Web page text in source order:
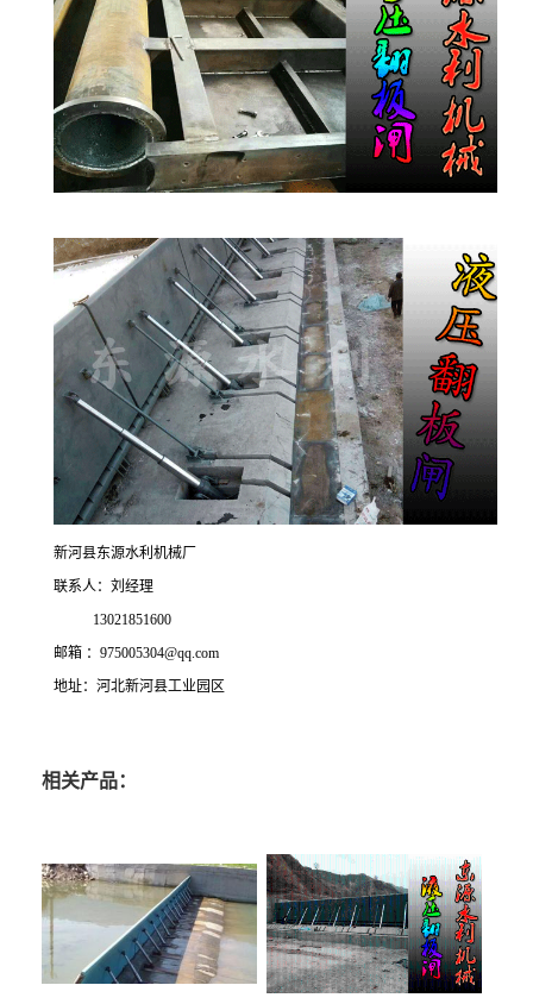
新河县东源水利机械厂
联系人：刘经理
13021851600
邮箱 ：975005304@qq.com
地址：河北新河县工业园区
相关产品：